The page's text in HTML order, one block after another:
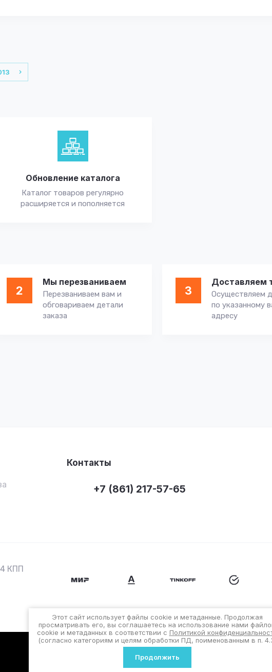
Обновление каталога
Каталог товаров регулярно
расширяется и пополняется
2
Мы перезваниваем
Перезваниваем вам и
обговариваем детали
заказа
3
Доставляем
Осуществляем
по указанному
адресу
Контакты
+7 (861) 217-57-65
КПП
Этот сайт использует файлы cookie и метаданные. Продолжая
просматривать его, вы соглашаетесь на использование нами
cookie и метаданных в соответствии с Политикой
(согласно категориям и целям обработки ПД, поименованным в п.
Продолжить